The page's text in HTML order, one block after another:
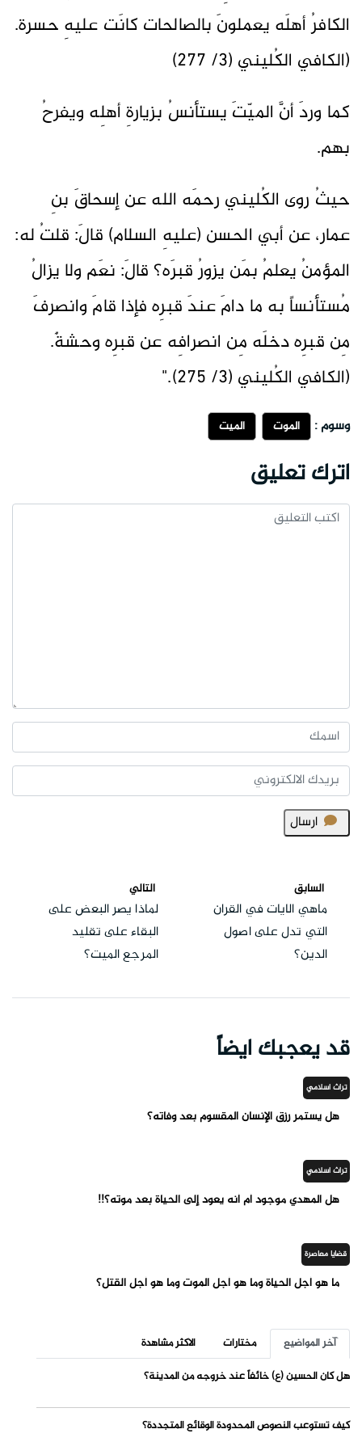
الكافرُ أهلَه يعملونَ بالصالحات كانَت عليهِ حسرة.
(الكافي الكُليني (3/ 277)
كما وردَ أنَّ الميّتَ يستأنسُ بزيارةِ أهلِه ويفرحُ
بهم.
حيثُ روى الكُليني رحمَه الله عن إسحاقَ بنِ
عمار، عن أبي الحسن (عليهِ السلام) قالَ: قلتُ له:
المؤمنُ يعلمُ بمَن يزورُ قبرَه؟ قالَ: نعَم ولا يزالُ
مُستأنساً به ما دامَ عندَ قبرِه فإذا قامَ وانصرفَ
مِن قبرِه دخلَه مِن انصرافِه عن قبرِه وحشةٌ.
(الكافي الكُليني (3/ 275)."
وسوم : الموت الميت
اترك تعليق
ارسال
السابق
ماهي الايات في القران
التي تدل على اصول
الدين؟
التالي
لماذا يصر البعض على
البقاء على تقليد
المرجع الميت؟
قد يعجبك ايضاً
تراث اسلامي
هل يستمر رزق الإنسان المقسوم بعد وفاته؟
تراث اسلامي
هل المهدي موجود أم أنه يعود إلى الحياة بعد موته؟!!
قضايا معاصرة
ما هو أجل الحياة وما هو أجل الموت وما هو أجل القتل؟
آخر المواضيع مختارات
الاكثر مشاهدة
هل كان الحسين (ع) خائفاً عند خروجه من المدينة؟
كيف تستوعب النصوص المحدودة الوقائع المتجددة؟